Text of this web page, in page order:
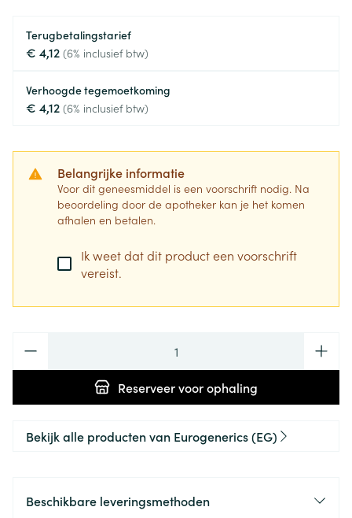
Terugbetalingstarief
€ 4,12 (6% inclusief btw)
Verhoogde tegemoetkoming
€ 4,12 (6% inclusief btw)
Belangrijke informatie
Voor dit geneesmiddel is een voorschrift nodig. Na
beoordeling door de apotheker kan je het komen
afhalen en betalen.
Ik weet dat dit product een voorschrift
vereist.
Reserveervoor ophaling
Bekijk alle producten van Eurogenerics (EG)
Beschikbare leveringsmethoden